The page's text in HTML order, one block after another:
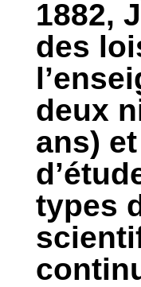
1882,
des
deux
ans)
types